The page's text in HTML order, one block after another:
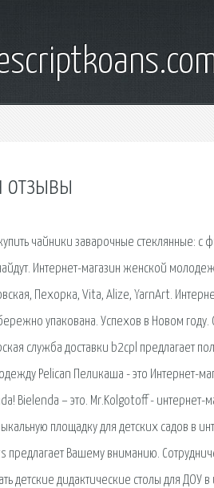
отзывы
чайники заварочные стеклянные: с
Интернет-магазин женской
Пехорка, Vita, Alize, YarnArt.
упакована. Успехов в Новом
служба доставки b2cpl предлагает
Pelican Пеликаша - это Интернет-
Bielenda – это. Mr.Kolgotoff - интернет-
площадку для детских садов в
предлагает Вашему вниманию.
детские дидактические столы для ДОУ